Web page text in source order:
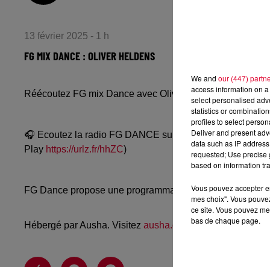
13 février 2025 - 1 h
FG MIX DANCE : OLIVER HELDENS
Réécoutez FG mix Dance avec Oliver Heldens du
🎧 Ecoutez la radio FG DANCE sur
www.radiofg.com/fg-
Play https://urlz.fr/hhZC)
FG Dance propose une programmation dance, EDM,
Hébergé par Ausha. Visitez ausha.co/politique-de-
We and our (447)
access information on
select personalised
statistics or
profiles to select
Deliver and present
data such as IP
requested; Use precise
based on information
Vous pouvez accepter
mes choix". Vous
ce site. Vous pouvez
bas de chaque page.